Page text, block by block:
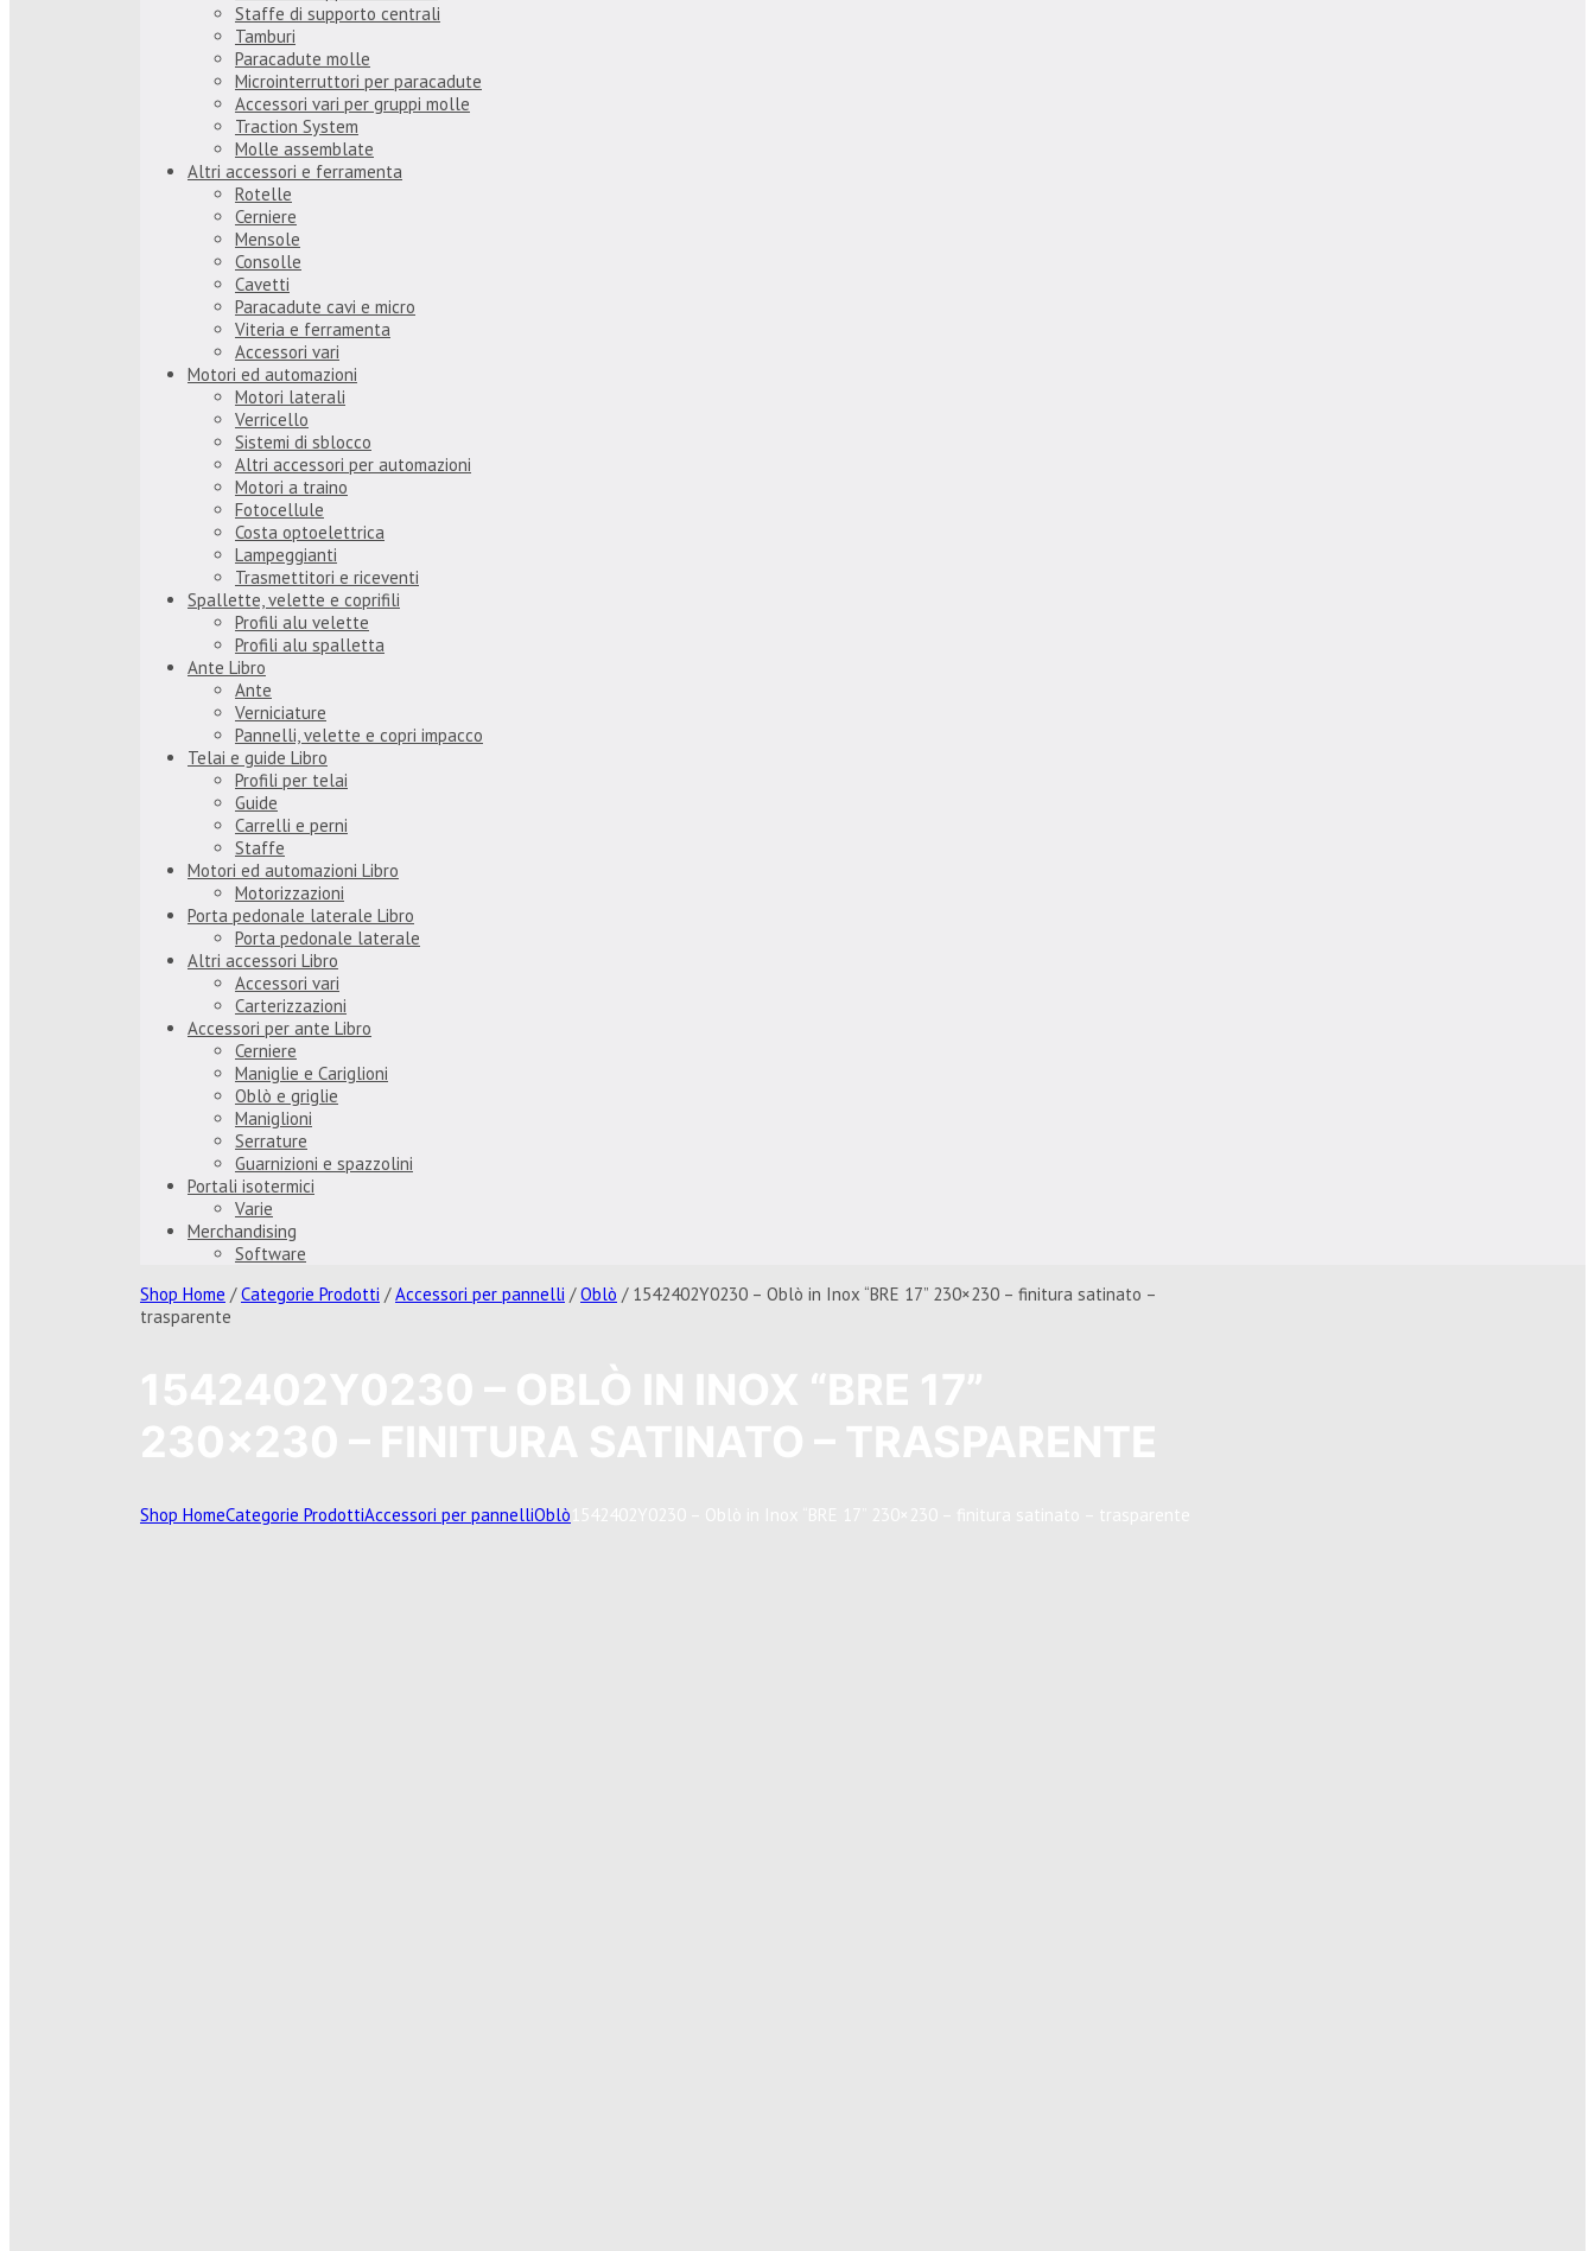
Staffe di supporto centrali
Tamburi
Paracadute molle
Microinterruttori per paracadute
Accessori vari per gruppi molle
Traction System
Molle assemblate
Altri accessori e ferramenta
Rotelle
Cerniere
Mensole
Consolle
Cavetti
Paracadute cavi e micro
Viteria e ferramenta
Accessori vari
Motori ed automazioni
Motori laterali
Verricello
Sistemi di sblocco
Altri accessori per automazioni
Motori a traino
Fotocellule
Costa optoelettrica
Lampeggianti
Trasmettitori e riceventi
Spallette, velette e coprifili
Profili alu velette
Profili alu spalletta
Ante Libro
Ante
Verniciature
Pannelli, velette e copri impacco
Telai e guide Libro
Profili per telai
Guide
Carrelli e perni
Staffe
Motori ed automazioni Libro
Motorizzazioni
Porta pedonale laterale Libro
Porta pedonale laterale
Altri accessori Libro
Accessori vari
Carterizzazioni
Accessori per ante Libro
Cerniere
Maniglie e Cariglioni
Oblò e griglie
Maniglioni
Serrature
Guarnizioni e spazzolini
Portali isotermici
Varie
Merchandising
Software
Shop Home /Categorie Prodotti /Accessori per pannelli /Oblò / 1542402Y0230 – Oblò in Inox “BRE 17” 230×230 – finitura satinato –
trasparente
Shop HomeCategorie ProdottiAccessori per pannelliOblò